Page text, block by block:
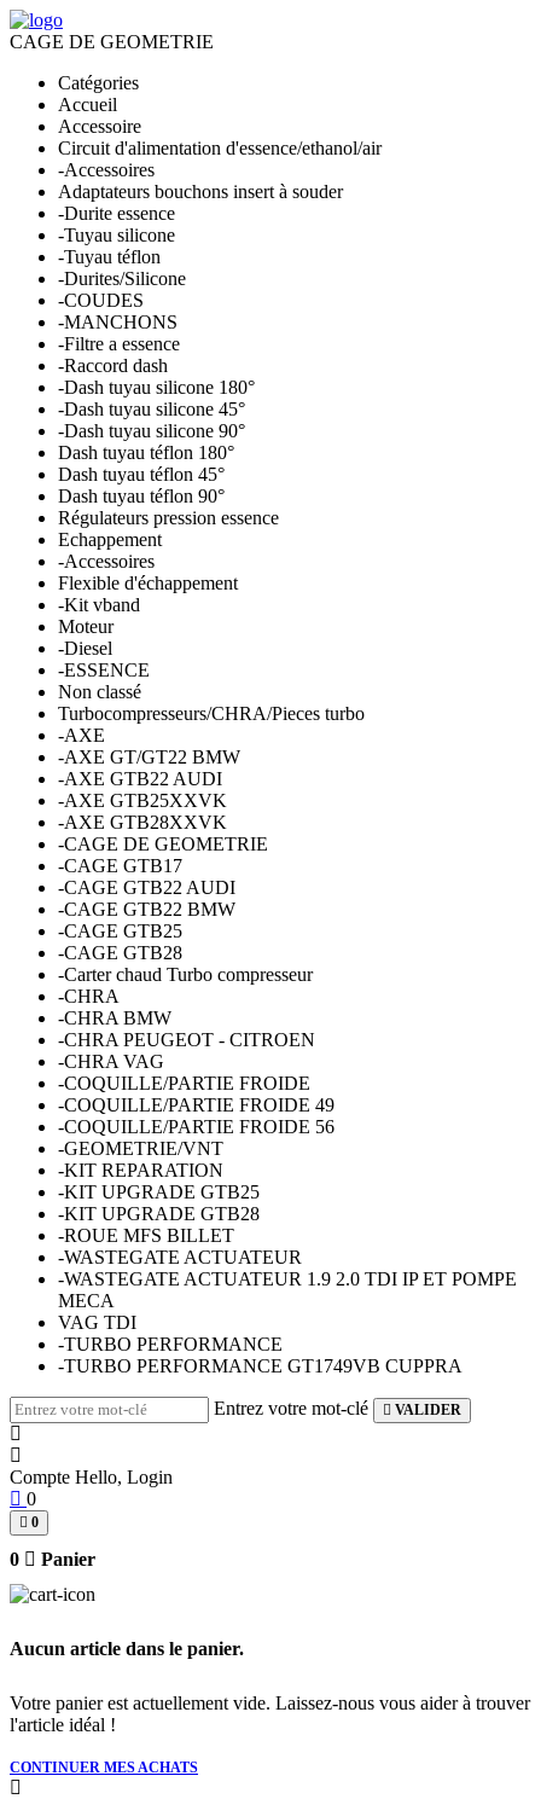
Skip
to
CAGE DE GEOMETRIE
Catégories
Accueil
Accessoire
Circuit d'alimentation d'essence/ethanol/air
-Accessoires
Adaptateurs bouchons insert à souder
-Durite essence
-Tuyau silicone
-Tuyau téflon
-Durites/Silicone
-COUDES
-MANCHONS
-Filtre a essence
-Raccord dash
-Dash tuyau silicone 180°
-Dash tuyau silicone 45°
-Dash tuyau silicone 90°
Dash tuyau téflon 180°
Dash tuyau téflon 45°
Dash tuyau téflon 90°
Régulateurs pression essence
Echappement
-Accessoires
Flexible d'échappement
-Kit vband
Moteur
-Diesel
-ESSENCE
Non classé
Turbocompresseurs/CHRA/Pieces turbo
-AXE
-AXE GT/GT22 BMW
-AXE GTB22 AUDI
-AXE GTB25XXVK
-AXE GTB28XXVK
-CAGE DE GEOMETRIE
-CAGE GTB17
-CAGE GTB22 AUDI
-CAGE GTB22 BMW
-CAGE GTB25
-CAGE GTB28
-Carter chaud Turbo compresseur
-CHRA
-CHRA BMW
-CHRA PEUGEOT - CITROEN
-CHRA VAG
-COQUILLE/PARTIE FROIDE
-COQUILLE/PARTIE FROIDE 49
-COQUILLE/PARTIE FROIDE 56
-GEOMETRIE/VNT
-KIT REPARATION
-KIT UPGRADE GTB25
-KIT UPGRADE GTB28
-ROUE MFS BILLET
-WASTEGATE ACTUATEUR
-WASTEGATE ACTUATEUR 1.9 2.0 TDI IP ET POMPE
MECA
VAG TDI
-TURBO PERFORMANCE
-TURBO PERFORMANCE GT1749VB CUPPRA
Entrez votre mot-clé VALIDER
Compte Hello, Login
0
0
0 Panier
Aucun article dans le panier.
Votre panier est actuellement vide. Laissez-nous vous aider à trouver
l'article idéal !
CONTINUER MES ACHATS